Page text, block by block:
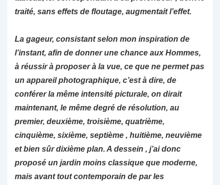
traité, sans effets de floutage, augmentait l’effet.
La gageur, consistant selon mon inspiration de
l’instant, afin de donner une chance aux Hommes,
à réussir à proposer à la vue, ce que ne permet pas
un appareil photographique, c’est à dire, de
conférer la même intensité picturale, on dirait
maintenant, le même degré de résolution, au
premier, deuxième, troisième, quatrième,
cinquième, sixième, septième , huitième, neuvième
et bien sûr dixième plan. A dessein , j’ai donc
proposé un jardin moins classique que moderne,
mais avant tout contemporain de par les